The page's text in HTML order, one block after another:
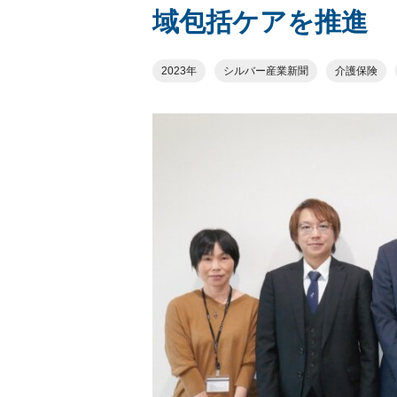
域包括ケアを推進
2023年 シルバー産業新聞 介護保険